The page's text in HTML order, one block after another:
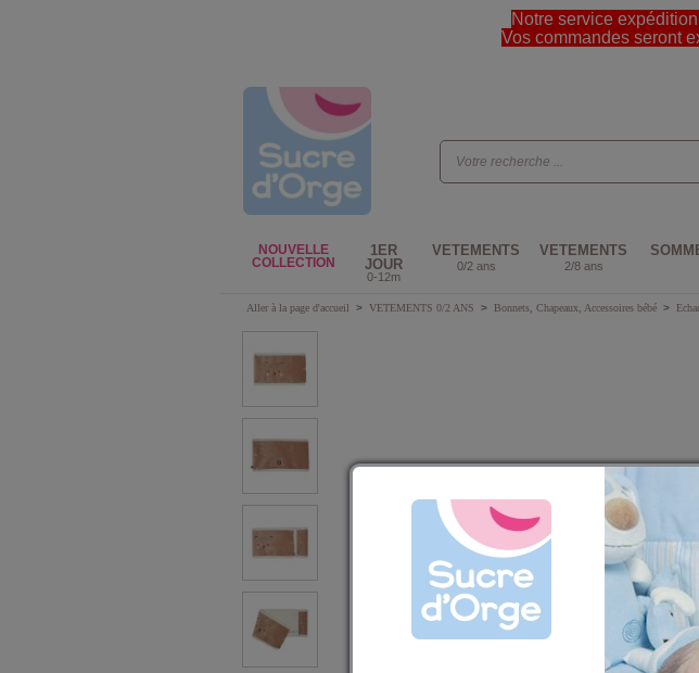
Notre service
Vos commandes seront
NOUVELLE
COLLECTION
1ER
JOUR
0-12m
VETEMENTS
0/2 ans
VETEMENTS
2/8 ans
Aller à la page d'accueil > VETEMENTS 0/2 ANS > Bonnets, Chapeaux, Accessoires bébé >